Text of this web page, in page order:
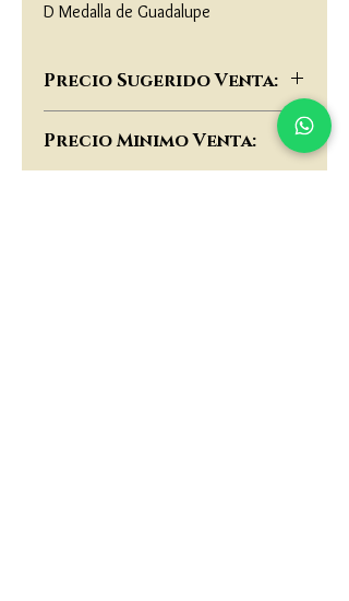
D Medalla de Guadalupe
Precio Sugerido Venta:
Precio Minimo Venta: